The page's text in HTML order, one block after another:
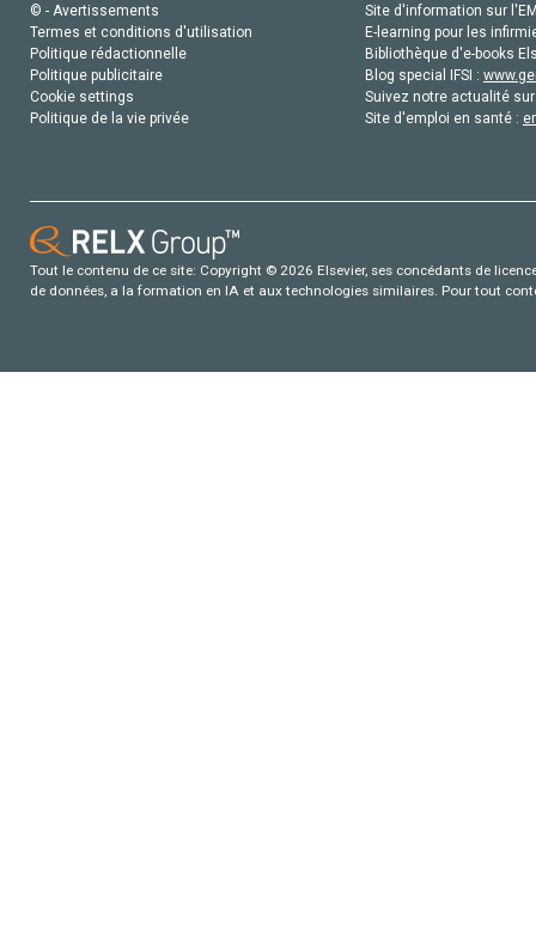
© - Avertissements
Termes et conditions d'utilisation
Politique rédactionnelle
Politique publicitaire
Cookie settings
Politique de la vie privée
Site d'information sur
E-learning pour les
Bibliothèque d'e-books
Blog special IFSI :
Suivez notre actualité
Site d'emploi en santé :
Tout le contenu de ce site: Copyright © 2026 Elsevier, ses concédants de
de données, a la formation en IA et aux technologies similaires. Pour tout